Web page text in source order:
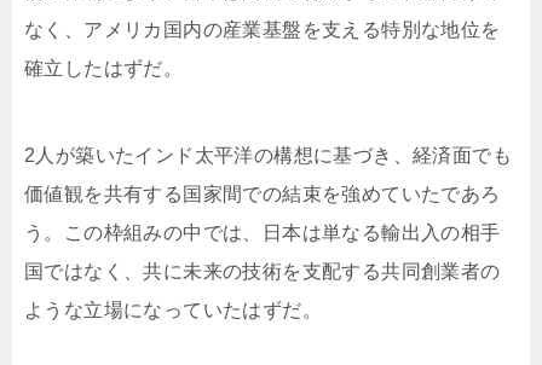
なく、アメリカ国内の産業基盤を支える特別な地位を
確立したはずだ。
2人が築いたインド太平洋の構想に基づき、経済面でも
価値観を共有する国家間での結束を強めていたであろ
う。この枠組みの中では、日本は単なる輸出入の相手
国ではなく、共に未来の技術を支配する共同創業者の
ような立場になっていたはずだ。